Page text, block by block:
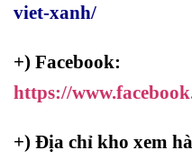
viet-xanh/
+) Facebook:
https://
+) Địa chỉ kho xem